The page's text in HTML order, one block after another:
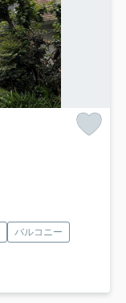
バルコニー